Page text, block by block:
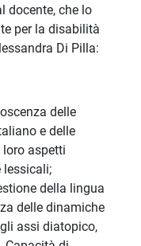
docente, che lo
per la disabilità
Di Pilla:
delle
e delle
aspetti
della lingua
delle dinamiche
assi diatopico,